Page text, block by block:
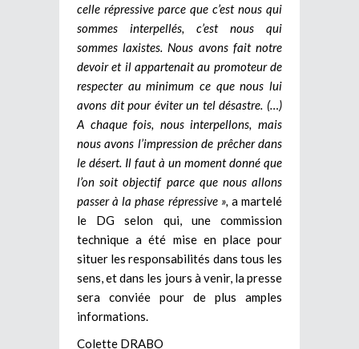
celle répressive parce que c’est nous qui
sommes interpellés, c’est nous qui
sommes laxistes. Nous avons fait notre
devoir et il appartenait au promoteur de
respecter au minimum ce que nous lui
avons dit pour éviter un tel désastre. (…)
A chaque fois, nous interpellons, mais
nous avons l’impression de prêcher dans
le désert. Il faut à un moment donné que
l’on soit objectif parce que nous allons
passer à la phase répressive », a martelé
le DG selon qui, une commission
technique a été mise en place pour
situer les responsabilités dans tous les
sens, et dans les jours à venir, la presse
sera conviée pour de plus amples
informations.
Colette DRABO